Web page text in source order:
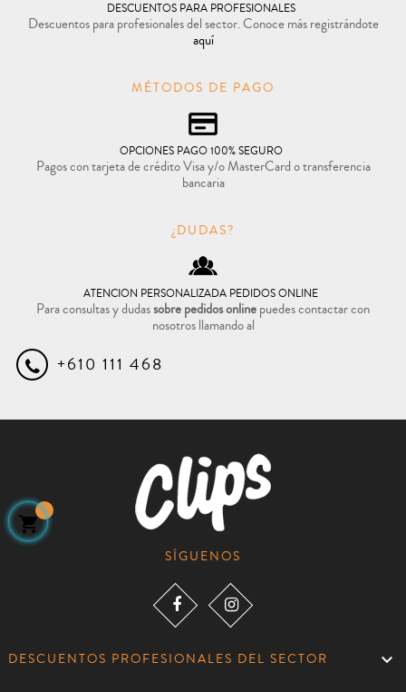
DESCUENTOS PARA PROFESIONALES
Descuentos para profesionales del sector. Conoce más registrándote
aquí
MÉTODOS DE PAGO
OPCIONES PAGO 100% SEGURO
Pagos con tarjeta de crédito Visa y/o MasterCard o transferencia
bancaria
¿DUDAS?
ATENCION PERSONALIZADA PEDIDOS ONLINE
Para consultas y dudassobre pedidos onlinepuedes contactar con
nosotros llamando al
+610 111 468
SÍGUENOS
DESCUENTOS PROFESIONALES DEL SECTOR 
